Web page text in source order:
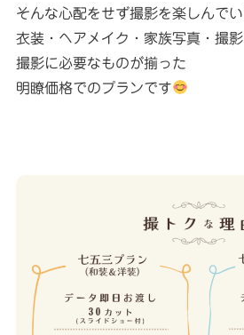
そんな心配をせず撮影を楽しんで
衣装・ヘアメイク・家族写真・撮影
撮影に必要なものが揃った
明瞭価格でのプランです